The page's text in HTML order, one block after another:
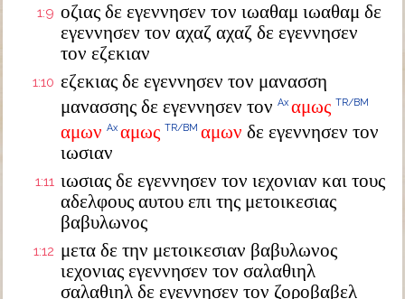
1:9 οζιας δε εγεννησεν τον ιωαθαμ ιωαθαμ δε
εγεννησεν τον αχαζ αχαζ δε εγεννησεν
τον εζεκιαν
1:10 εζεκιας δε εγεννησεν τον μανασση
μανασσης δε εγεννησεν τον Ax αμως TR/BM
αμων Ax αμως TR/BM αμων δε εγεννησεν τον
ιωσιαν
1:11 ιωσιας δε εγεννησεν τον ιεχονιαν και τους
αδελφους αυτου επι της μετοικεσιας
βαβυλωνος
1:12 μετα δε την μετοικεσιαν βαβυλωνος
ιεχονιας εγεννησεν τον σαλαθιηλ
σαλαθιηλ δε εγεννησεν τον ζοροβαβελ